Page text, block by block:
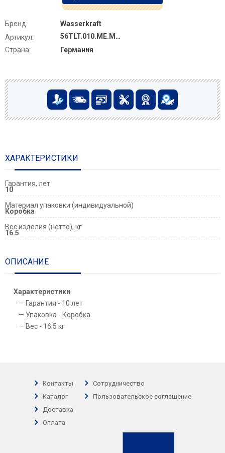
Бренд:
Wasserkraft
Артикул:
56TLT.010.ME.MG04
Страна:
Германия
ХАРАКТЕРИСТИКИ
Гарантия, лет
10
Материал упаковки (индивидуальной)
Коробка
Вес изделия (нетто), кг
16.5
ОПИСАНИЕ
Характеристики
Гарантия - 10 лет
Упаковка - Коробка
Вес - 16.5 кг
Контакты
Каталог
Доставка
Оплата
Сотрудничество
Пользовательское соглашение